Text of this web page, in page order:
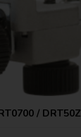
/ DRT50Z